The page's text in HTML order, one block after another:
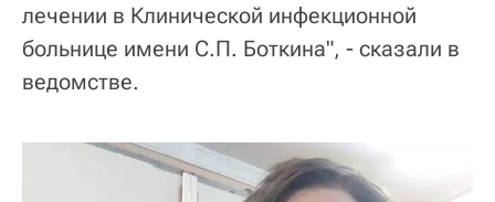
лечении в Клинической инфекционной
больнице имени С.П. Боткина", - сказали в
ведомстве.